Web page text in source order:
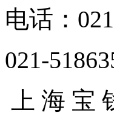
电话：
021-
上 海 宝